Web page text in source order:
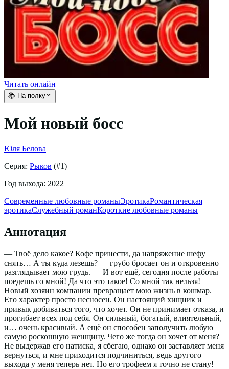
Читать онлайн
📚 На полку
Мой новый босс
Юля Белова
Серия: Рыков (#1)
Год выхода: 2022
Современные любовные романыЭротикаРомантическая
эротикаСлужебный романКороткие любовные романы
Аннотация
— Твоё дело какое? Кофе принести, да напряжение шефу
снять… А ты куда лезешь? — грубо бросает он и откровенно
разглядывает мою грудь. — И вот ещё, сегодня после работы
поедешь со мной! Да что это такое! Со мной так нельзя!
Новый хозяин компании превращает мою жизнь в кошмар.
Его характер просто несносен. Он настоящий хищник и
привык добиваться того, что хочет. Он не принимает отказа, и
прогибает всех под себя. Он сильный, богатый, влиятельный,
и… очень красивый. А ещё он способен заполучить любую
самую роскошную женщину. Чего же тогда он хочет от меня?
Не выдержав его натиска, я сбегаю, однако он заставляет меня
вернуться, и мне приходится подчиниться, ведь другого
выхода у меня теперь нет. Но его трофеем я точно не стану!